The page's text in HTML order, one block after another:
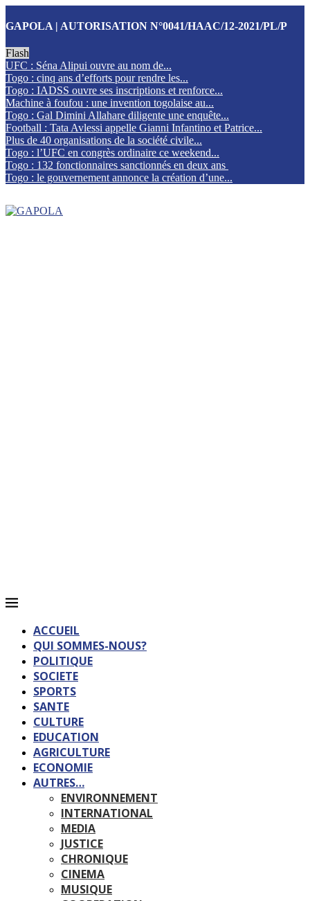
GAPOLA | AUTORISATION N°0041/HAAC/12-2021/PL/P
Flash
UFC : Séna Alipui ouvre au nom de...
Togo : cinq ans d’efforts pour rendre les...
Togo : IADSS ouvre ses inscriptions et renforce...
Machine à foufou : une invention togolaise au...
Togo : Gal Dimini Allahare diligente une enquête...
Football : Tata Avlessi appelle Gianni Infantino et Patrice...
Plus de 40 organisations de la société civile...
Togo : l’UFC en congrès ordinaire ce weekend...
Togo : 132 fonctionnaires sanctionnés en deux ans
Togo : le gouvernement annonce la création d’une...
ACCUEIL
QUI SOMMES-NOUS?
POLITIQUE
SOCIETE
SPORTS
SANTE
CULTURE
EDUCATION
AGRICULTURE
ECONOMIE
AUTRES…
ENVIRONNEMENT
INTERNATIONAL
MEDIA
JUSTICE
CHRONIQUE
CINEMA
MUSIQUE